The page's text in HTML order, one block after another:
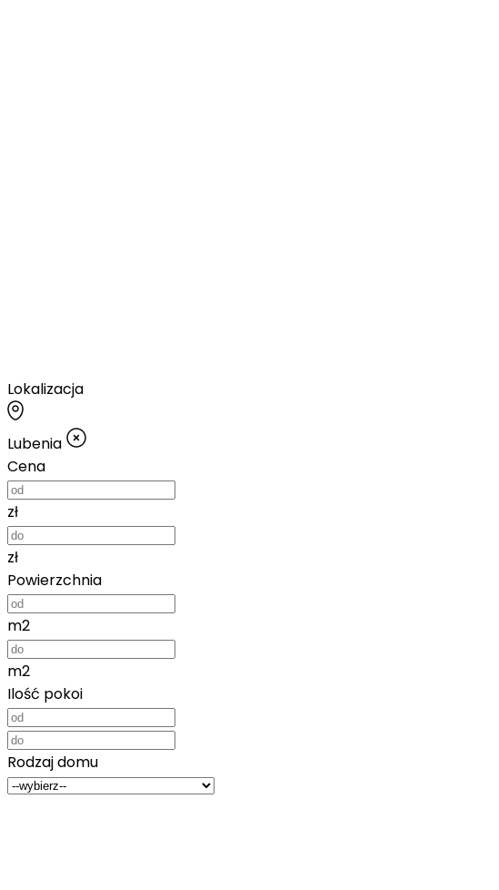
Lokalizacja
Lubenia
Cena
zł
zł
Powierzchnia
m2
m2
Ilość pokoi
Rodzaj domu